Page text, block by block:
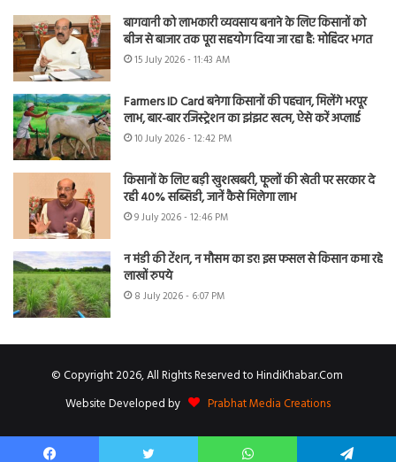
बागवानी को लाभकारी व्यवसाय बनाने के लिए किसानों को
बीज से बाजार तक पूरा सहयोग दिया जा रहा है: मोहिंदर भगत
15 July 2026 - 11:43 AM
Farmers ID Card बनेगा किसानों की पहचान, मिलेंगे भरपूर
लाभ, बार-बार रजिस्ट्रेशन का झंझट खत्म, ऐसे करें अप्लाई
10 July 2026 - 12:42 PM
किसानों के लिए बड़ी खुशखबरी, फूलों की खेती पर सरकार दे
रही 40% सब्सिडी, जानें कैसे मिलेगा लाभ
9 July 2026 - 12:46 PM
न मंडी की टेंशन, न मौसम का डर! इस फसल से किसान कमा रहे
लाखों रुपये
8 July 2026 - 6:07 PM
© Copyright 2026, All Rights Reserved to HindiKhabar.Com
Website Developed by
Prabhat Media Creations